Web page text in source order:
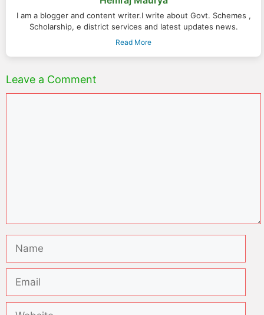
I am a blogger and content writer.I write about Govt. Schemes ,
Scholarship, e district services and latest updates news.
Read More
Leave a Comment